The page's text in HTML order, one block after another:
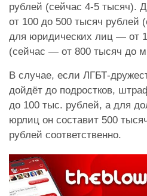
рублей (сейчас 4-5 тысяч).
от 100 до 500 тысяч рублей
для юридических лиц — от
(сейчас — от 800 тысяч до
В случае, если ЛГБТ-
дойдёт до подростков,
до 100 тыс. рублей, а для
юрлиц он составит 500
рублей соответственно.